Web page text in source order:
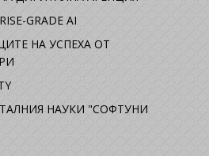
GRADE AI
НА УСПЕХА ОТ
НАУКИ "СОФТУНИ